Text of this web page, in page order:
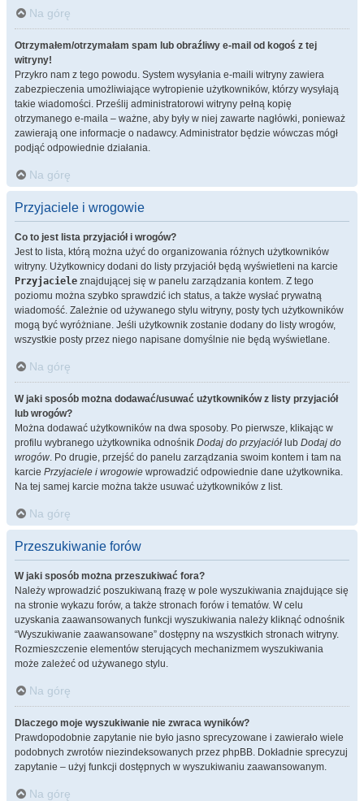
Na górę
Otrzymałem/otrzymałam spam lub obraźliwy e-mail od kogoś z tej
witryny!
Przykro nam z tego powodu. System wysyłania e-maili witryny zawiera
zabezpieczenia umożliwiające wytropienie użytkowników, którzy wysyłają
takie wiadomości. Prześlij administratorowi witryny pełną kopię
otrzymanego e-maila – ważne, aby były w niej zawarte nagłówki, ponieważ
zawierają one informacje o nadawcy. Administrator będzie wówczas mógł
podjąć odpowiednie działania.
Na górę
Przyjaciele i wrogowie
Co to jest lista przyjaciół i wrogów?
Jest to lista, którą można użyć do organizowania różnych użytkowników
witryny. Użytkownicy dodani do listy przyjaciół będą wyświetleni na karcie
Przyjaciele znajdującej się w panelu zarządzania kontem. Z tego
poziomu można szybko sprawdzić ich status, a także wysłać prywatną
wiadomość. Zależnie od używanego stylu witryny, posty tych użytkowników
mogą być wyróżniane. Jeśli użytkownik zostanie dodany do listy wrogów,
wszystkie posty przez niego napisane domyślnie nie będą wyświetlane.
Na górę
W jaki sposób można dodawać/usuwać użytkowników z listy przyjaciół
lub wrogów?
Można dodawać użytkowników na dwa sposoby. Po pierwsze, klikając w
profilu wybranego użytkownika odnośnik Dodaj do przyjaciół lub Dodaj do
wrogów. Po drugie, przejść do panelu zarządzania swoim kontem i tam na
karcie Przyjaciele i wrogowie wprowadzić odpowiednie dane użytkownika.
Na tej samej karcie można także usuwać użytkowników z list.
Na górę
Przeszukiwanie forów
W jaki sposób można przeszukiwać fora?
Należy wprowadzić poszukiwaną frazę w pole wyszukiwania znajdujące się
na stronie wykazu forów, a także stronach forów i tematów. W celu
uzyskania zaawansowanych funkcji wyszukiwania należy kliknąć odnośnik
“Wyszukiwanie zaawansowane” dostępny na wszystkich stronach witryny.
Rozmieszczenie elementów sterujących mechanizmem wyszukiwania
może zależeć od używanego stylu.
Na górę
Dlaczego moje wyszukiwanie nie zwraca wyników?
Prawdopodobnie zapytanie nie było jasno sprecyzowane i zawierało wiele
podobnych zwrotów niezindeksowanych przez phpBB. Dokładnie sprecyzuj
zapytanie – użyj funkcji dostępnych w wyszukiwaniu zaawansowanym.
Na górę